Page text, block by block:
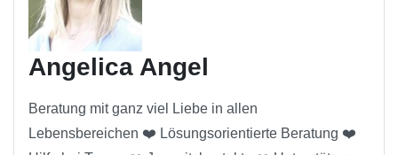
Angelica Angel
Beratung mit ganz viel Liebe in allen
Lebensbereichen ❤️ Lösungsorientierte Beratung ❤️